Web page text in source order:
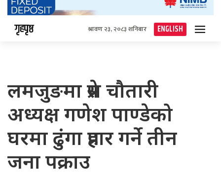
गृहपृष्ठ श्रावण २३, २०८३ शनिबार ENGLISH
लमजुङमा प्रेस चौतारी
अध्यक्ष गणेश पाण्डेको
घरमा ढुंगा प्रहार गर्ने तीन
जना पक्राउ